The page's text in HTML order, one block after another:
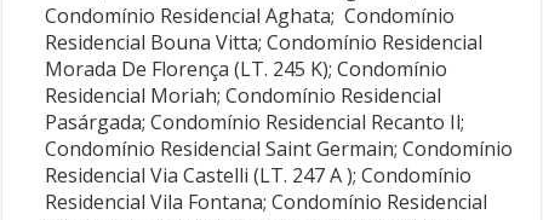
Condomínio Residencial Aghata; Condomínio
Residencial Bouna Vitta; Condomínio Residencial
Morada De Florença (LT. 245 K); Condomínio
Residencial Moriah; Condomínio Residencial
Pasárgada; Condomínio Residencial Recanto Il;
Condomínio Residencial Saint Germain; Condomínio
Residencial Via Castelli (LT. 247 A ); Condomínio
Residencial Vila Fontana; Condomínio Residencial